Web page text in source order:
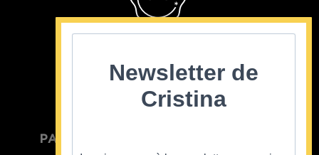
PARTICULIER
Newsletter de
Cristina